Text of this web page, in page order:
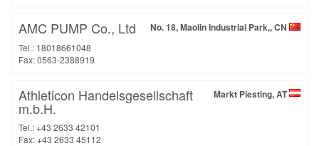
No. 18, Maolin Industrial Park,, CN
AMC PUMP Co., Ltd
Tel.: 18018661048
Fax: 0563-2388919
Markt Piesting, AT
Athleticon Handelsgesellschaft
m.b.H.
Tel.: +43 2633 42101
Fax: +43 2633 45112